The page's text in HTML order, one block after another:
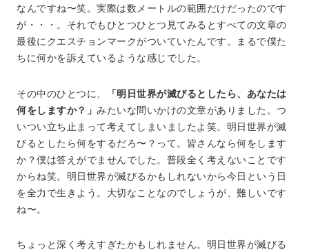
なんですね〜笑。実際は数メートルの範囲だけだったのです
が・・・。それでもひとつひとつ見てみるとすべての文章の
最後にクエスチョンマークがついていたんです。まるで僕た
ちに何かを訴えているような感じでした。
その中のひとつに、
「明日世界が滅びるとしたら、あなたは
何をしますか？」 みたいな問いかけの文章がありました。つ
いつい立ち止まって考えてしまいましたよ笑。明日世界が滅
びるとしたら何をするだろ〜？って。皆さんなら何をします
か？僕は答えがでませんでした。普段全く考えないことです
からね笑。明日世界が滅びるかもしれないから今日という日
を全力で生きよう。大切なことなのでしょうが、難しいです
ね〜。
ちょっと深く考えすぎたかもしれません。明日世界が滅びる